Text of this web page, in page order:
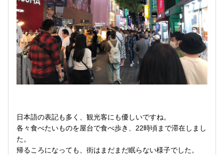
日本語の表記も多く、観光客にも優しいですね。
各々食べたいものを屋台で食べ歩き、22時頃まで滞在しまし
た。
帰るころになっても、街はまだまだ眠らない様子でした。